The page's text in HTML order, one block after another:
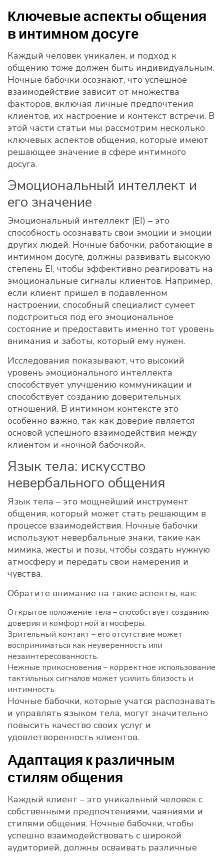
Ключевые аспекты общения
в интимном досуге
Каждый человек уникален, и подход к
общению тоже должен быть индивидуальным.
Ночные бабочки осознают, что успешное
взаимодействие зависит от множества
факторов, включая личные предпочтения
клиентов, их настроение и контекст встречи. В
этой части статьи мы рассмотрим несколько
ключевых аспектов общения, которые имеют
решающее значение в сфере интимного
досуга.
Эмоциональный интеллект и
его значение
Эмоциональный интеллект (EI) – это
способность осознавать свои эмоции и эмоции
других людей. Ночные бабочки, работающие в
интимном досуге, должны развивать высокую
степень EI, чтобы эффективно реагировать на
эмоциональные сигналы клиентов. Например,
если клиент пришел в подавленном
настроении, способный специалист сумеет
подстроиться под его эмоциональное
состояние и предоставить именно тот уровень
внимания и заботы, который ему нужен.
Исследования показывают, что высокий
уровень эмоционального интеллекта
способствует улучшению коммуникации и
способствует созданию доверительных
отношений. В интимном контексте это
особенно важно, так как доверие является
основой успешного взаимодействия между
клиентом и «ночной бабочкой».
Язык тела: искусство
невербального общения
Язык тела – это мощнейший инструмент
общения, который может стать решающим в
процессе взаимодействия. Ночные бабочки
используют невербальные знаки, такие как
мимика, жесты и позы, чтобы создать нужную
атмосферу и передать свои намерения и
чувства.
Обратите внимание на такие аспекты, как:
Открытое положение тела – способствует созданию
доверия и комфортной атмосферы.
Зрительный контакт – его отсутствие может
восприниматься как неуверенность или
незаинтересованность.
Нежные прикосновения – корректное использование
тактильных сигналов может усилить близость и
интимность.
Ночные бабочки, которые учатся распознавать
и управлять языком тела, могут значительно
повысить качество своих услуг и
удовлетворенность клиентов.
Адаптация к различным
стилям общения
Каждый клиент – это уникальный человек с
собственными предпочтениями, чаяниями и
стилями общения. Ночные бабочки, чтобы
успешно взаимодействовать с широкой
аудиторией, должны осваивать различные